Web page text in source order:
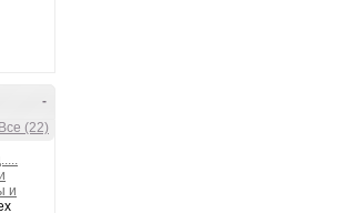
-
Все (22)
и